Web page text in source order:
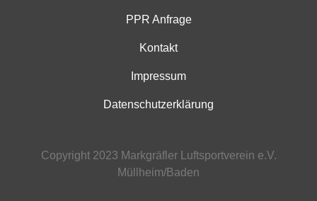
PPR Anfrage
Kontakt
Impressum
Datenschutzerklärung
Copyright 2023 Markgräfler Luftsportverein e.V.
Müllheim/Baden